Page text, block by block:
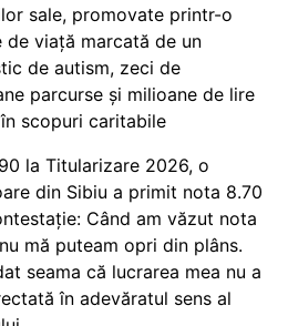
sale, promovate printr-o
de viață marcată de un
de autism, zeci de
parcurse și milioane de lire
scopuri caritabile
la Titularizare 2026, o
din Sibiu a primit nota 8.70
Când am văzut nota
mă puteam opri din plâns.
seama că lucrarea mea nu a
în adevăratul sens al